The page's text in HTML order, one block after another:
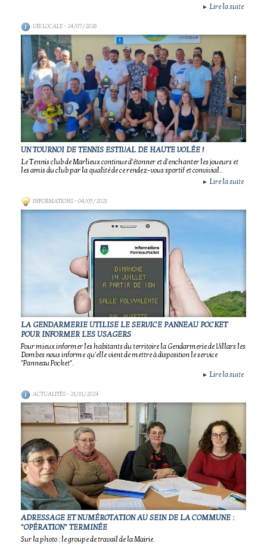
► Lire la suite
VIE LOCALE- 24/07/2026
UN TOURNOI DE TENNIS ESTIVAL DE HAUTE VOLÉE !
Le Tennis club de Marlieux continue d'étonner et d'enchanter les joueurs et
les amis du club par la qualité de ce rendez-vous sportif et convivial..
► Lire la suite
INFORMATIONS- 04/05/2021
LA GENDARMERIE UTILISE LE SERVICE PANNEAU POCKET
POUR INFORMER LES USAGERS
Pour mieux informer les habitants du territoire la Gendarmerie de Villars les
Dombes nous informe qu'elle vient de mettre à disposition le service
"Panneau Pocket".
► Lire la suite
ACTUALITÉS- 21/11/2024
ADRESSAGE ET NUMÉROTATION AU SEIN DE LA COMMUNE :
"OPÉRATION" TERMINÉE
Sur la photo : le groupe de travail de la Mairie.